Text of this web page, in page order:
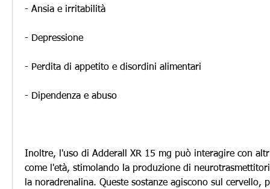
- Ansia e irritabilità
- Depressione
- Perdita di appetito e disordini alimentari
- Dipendenza e abuso
Inoltre, l'uso di Adderall XR 15 mg può interagire con
come l'età, stimolando la produzione di
la noradrenalina. Queste sostanze agiscono sul cervello,